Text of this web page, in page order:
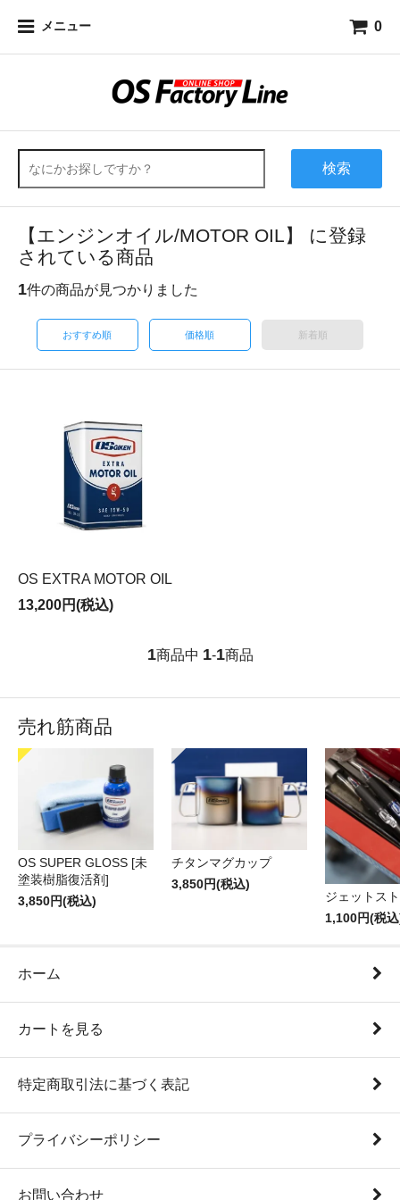
メニュー 0
検索
【エンジンオイル/MOTOR OIL】 に登録
されている商品
1件の商品が見つかりました
おすすめ順 価格順 新着順
OS EXTRA MOTOR OIL
13,200円(税込)
1商品中 1-1商品
売れ筋商品
OS SUPER GLOSS [未
塗装樹脂復活剤]
3,850円(税込)
チタンマグカップ
3,850円(税込)
ジェットス
1,100円(税
ホーム
カートを見る
特定商取引法に基づく表記
プライバシーポリシー
お問い合わせ